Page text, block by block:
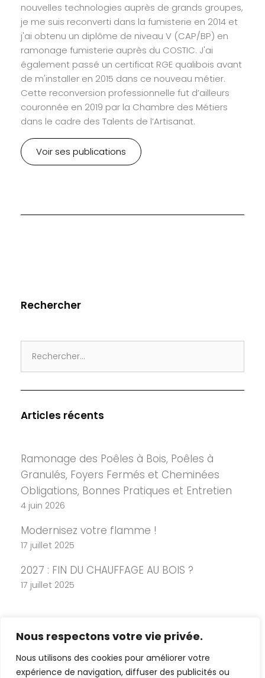
Nous respectons votre vie privée.
Nous utilisons des cookies pour améliorer votre
expérience de navigation, diffuser des publicités ou
nouvelles technologies auprès de grands groupes,
je me suis reconverti dans la fumisterie en 2014 et
j'ai obtenu un diplôme de niveau V (CAP/BP) en
ramonage fumisterie auprès du COSTIC. J'ai
également passé un certificat RGE qualibois avant
de m'installer en 2015 dans ce nouveau métier.
Cette reconversion professionnelle fut d’ailleurs
couronnée en 2019 par la Chambre des Métiers
dans le cadre des Talents de l’Artisanat.
Voir ses publications
Rechercher
for:
Articles récents
Ramonage des Poêles à Bois, Poêles à
Granulés, Foyers Fermés et Cheminées
Obligations, Bonnes Pratiques et Entretien
4 juin 2026
Modernisez votre flamme !
17 juillet 2025
2027 : FIN DU CHAUFFAGE AU BOIS ?
17 juillet 2025